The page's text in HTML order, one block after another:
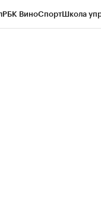
РБК ВиноСпортШкола